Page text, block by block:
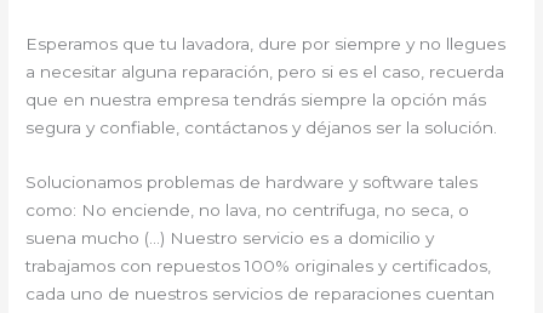
Esperamos que tu lavadora, dure por siempre y no llegues
a necesitar alguna reparación, pero si es el caso, recuerda
que en nuestra empresa tendrás siempre la opción más
segura y confiable, contáctanos y déjanos ser la solución.
Solucionamos problemas de hardware y software tales
como: No enciende, no lava, no centrifuga, no seca, o
suena mucho (…) Nuestro servicio es a domicilio y
trabajamos con repuestos 100% originales y certificados,
cada uno de nuestros servicios de reparaciones cuentan